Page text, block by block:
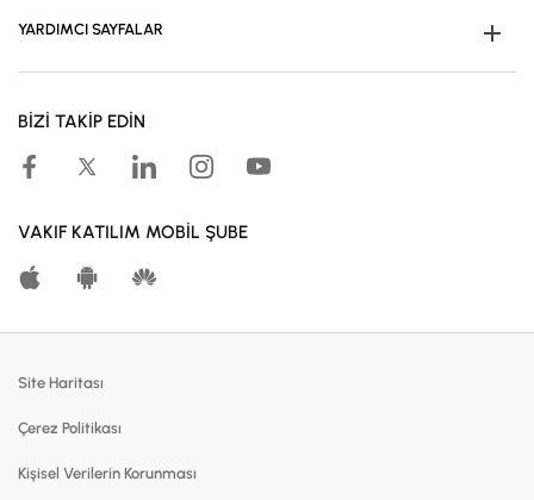
YARDIMCI SAYFALAR
Kampanyalar
Hesaplama Araçları
Katılma Hesapları
BİZİ TAKİP EDİN
VAKIF KATILIM MOBİL ŞUBE
Site Haritası
Çerez Politikası
Kişisel Verilerin Korunması